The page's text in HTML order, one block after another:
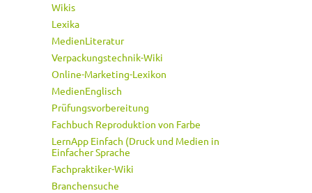
Wikis
Lexika
MedienLiteratur
Verpackungstechnik-Wiki
Online-Marketing-Lexikon
MedienEnglisch
Prüfungsvorbereitung
Fachbuch Reproduktion von Farbe
LernApp Einfach (Druck und Medien in
Einfacher Sprache
Fachpraktiker-Wiki
Branchensuche